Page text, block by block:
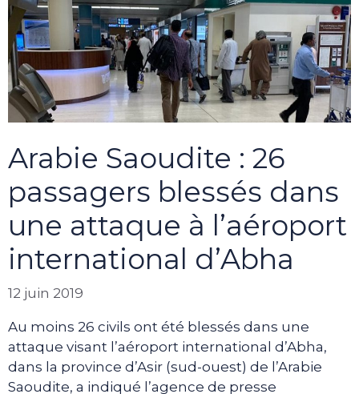
Arabie Saoudite : 26
passagers blessés dans
une attaque à l’aéroport
international d’Abha
12 juin 2019
Au moins 26 civils ont été blessés dans une
attaque visant l’aéroport international d’Abha,
dans la province d’Asir (sud-ouest) de l’Arabie
Saoudite, a indiqué l’agence de presse